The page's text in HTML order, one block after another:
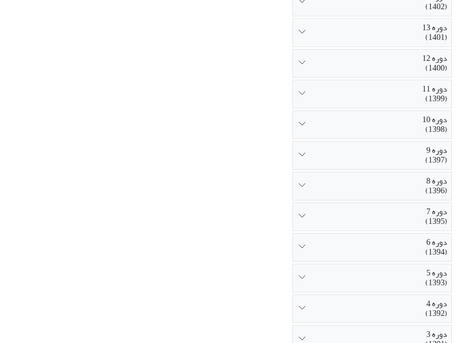
(1402)
دوره 13
(1401)
دوره 12
(1400)
دوره 11
(1399)
دوره 10
(1398)
دوره 9
(1397)
دوره 8
(1396)
دوره 7
(1395)
دوره 6
(1394)
دوره 5
(1393)
دوره 4
(1392)
دوره 3